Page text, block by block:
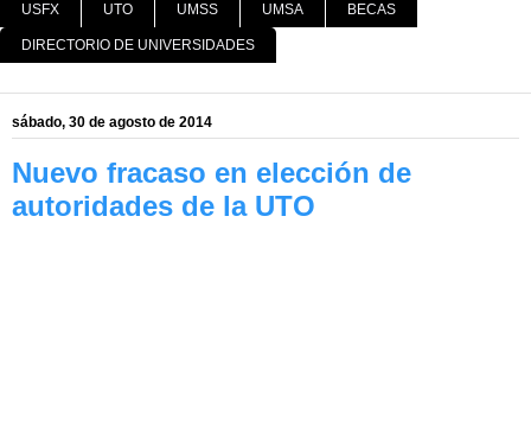
USFX UTO UMSS UMSA BECAS
DIRECTORIO DE UNIVERSIDADES
sábado, 30 de agosto de 2014
Nuevo fracaso en elección de
autoridades de la UTO